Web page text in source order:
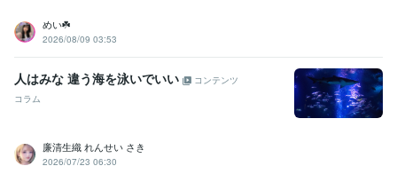
調理師 取得年 : 1999年
ビジネス・クリエイティブツール
WordPress:10年Canva:3年ChatGPT:0年OBS Studio:2年CapCut:1年
Vtube Studio:1年
Excel:10年Word:10年
Google Search Console:7年
めい☘️
2026/08/09 03:53
人はみな 違う海を泳いでいい
コンテンツ
コラム
廉清生織 れんせい さき
2026/07/23 06:30